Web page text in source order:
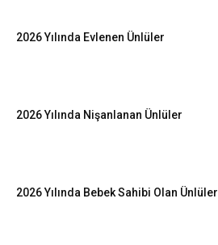
2026 Yılında Evlenen Ünlüler
2026 Yılında Nişanlanan Ünlüler
2026 Yılında Bebek Sahibi Olan Ünlüler